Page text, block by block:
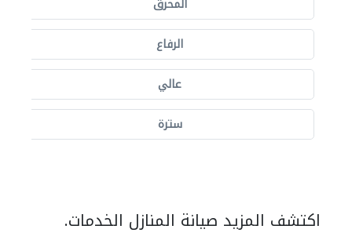
المحرق
الرفاع
عالي
سترة
اكتشف المزيد صيانة المنازل الخدمات.